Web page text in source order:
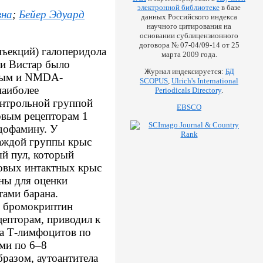
электронной библиотеке в базе
данных Российского индекса
научного цитирования на
основании сублицензионного
договора № 07-04/09-14 от 25
марта 2009 года.
Журнал индексируется: БД
SCOPUS Ulrich's International
Periodicals Directory.
EBSCO
; Бейер Эдуард
галоперидола
Вистар было
и NMDA-
группой
рецепторам 1
У
группы крыс
пул, который
интактных крыс
для оценки
барана.
приводил к
Т-лимфоцитов по
по 6–8
аутоантитела